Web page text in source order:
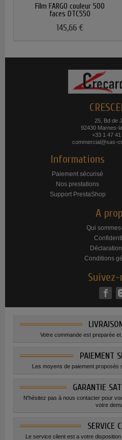
Film FARGO couleur 500
faces DTC550
145,66 €
25, Bd de
92430 Marnes-
+33 1 47 41
commercial@sas-
Informations
Paiement sécurisé
Nos prestations
Support PrestaShop
A
Qui
Conditions
Suivez-
Votre commande est preparée
PAIEMENT
Les moyens de paiement
GARANTIE
N'hésitez pas à nous contacter pour
votre
SERVICE
Le service client est a votre